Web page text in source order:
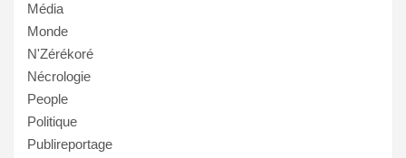
Média
Monde
N'Zérékoré
Nécrologie
People
Politique
Publireportage